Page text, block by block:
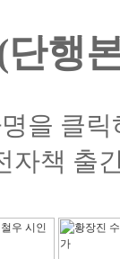
행
을 클
자책 출